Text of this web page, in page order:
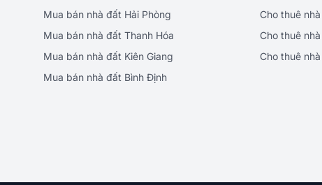
Mua bán nhà đất Hải Phòng
Mua bán nhà đất Thanh Hóa
Mua bán nhà đất Kiên Giang
Mua bán nhà đất Bình Định
Cho thuê
Cho thuê
Cho thuê